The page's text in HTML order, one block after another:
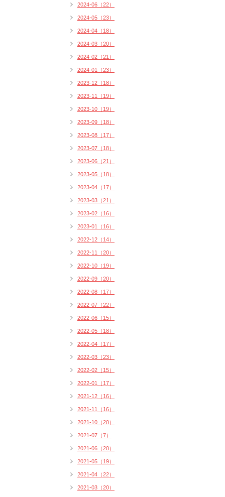
2024-06（22）
2024-05（23）
2024-04（18）
2024-03（20）
2024-02（21）
2024-01（23）
2023-12（18）
2023-11（19）
2023-10（19）
2023-09（18）
2023-08（17）
2023-07（18）
2023-06（21）
2023-05（18）
2023-04（17）
2023-03（21）
2023-02（16）
2023-01（16）
2022-12（14）
2022-11（20）
2022-10（19）
2022-09（20）
2022-08（17）
2022-07（22）
2022-06（15）
2022-05（18）
2022-04（17）
2022-03（23）
2022-02（15）
2022-01（17）
2021-12（16）
2021-11（16）
2021-10（20）
2021-07（7）
2021-06（20）
2021-05（19）
2021-04（22）
2021-03（20）